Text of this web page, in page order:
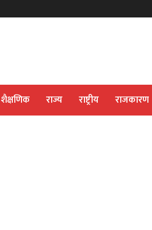
शैक्षणिक राज्य राष्ट्रीय राजकारण